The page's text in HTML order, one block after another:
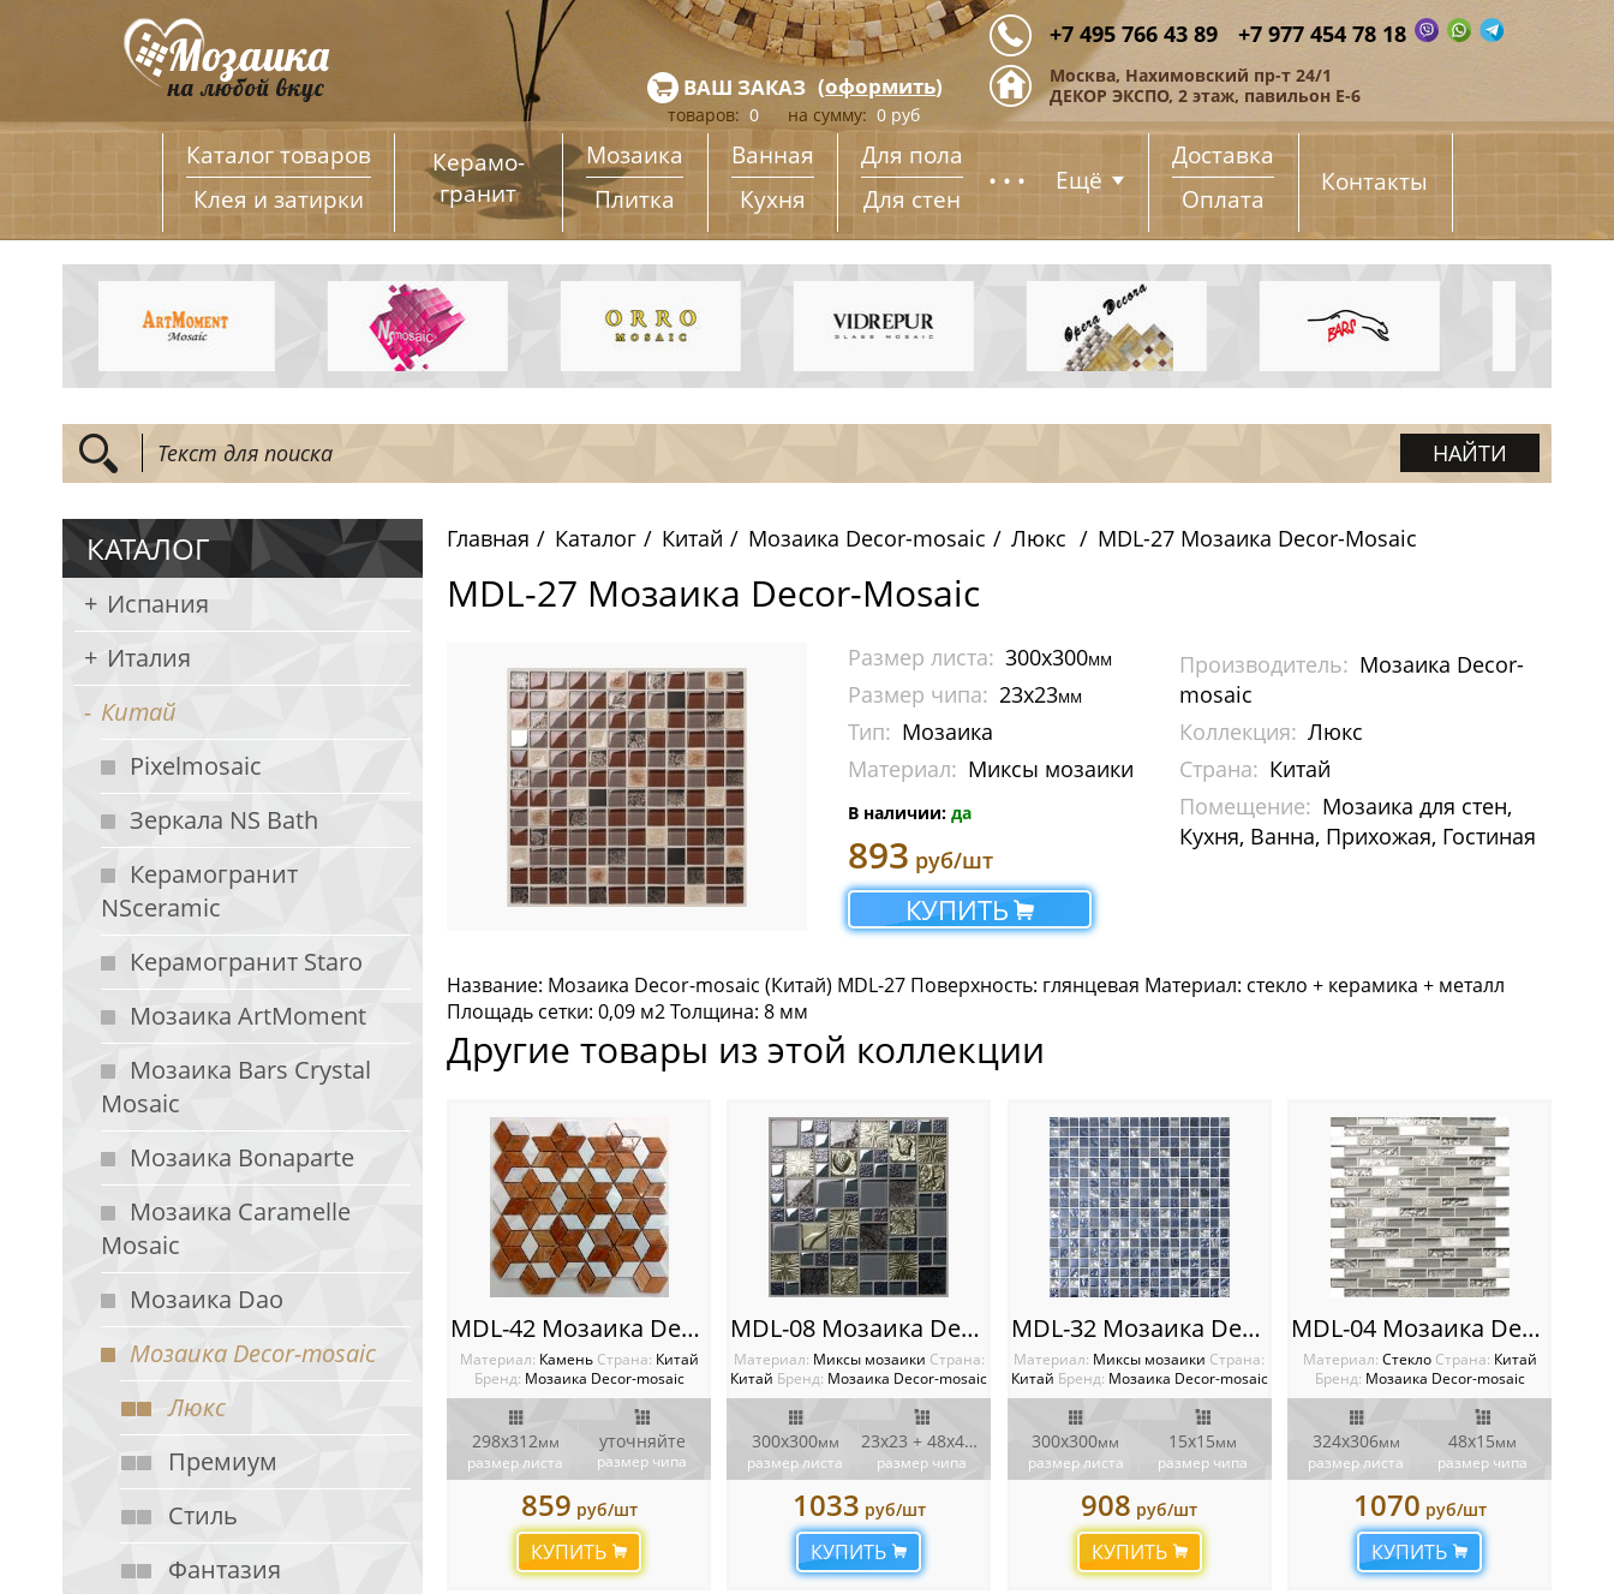
+7 495 766 43 89 +7 977 454 78 18
Москва, Нахимовский пр-т 24/1
ДЕКОР ЭКСПО, 2 этаж, павильон Е-6
ВАШ ЗАКАЗ (оформить)
товаров: 0 на сумму: 0 руб
Каталог товаров
Клея и затирки
Керамо­
гранит
Мозаика
Плитка
Ванная
Кухня
Для пола
Для стен
... Ещё
Доставка
Оплата
Контакты
КАТАЛОГ
Испания
Италия
Китай
Pixelmosaic
Зеркала NS Bath
Керамогранит
NSceramic
Керамогранит Staro
Мозаика ArtMoment
Мозаика Bars Crystal
Mosaic
Мозаика Bonaparte
Мозаика Caramelle
Mosaic
Мозаика Dao
Мозаика Decor-mosaic
Люкс
Премиум
Стиль
Фантазия
Главная Каталог Китай Мозаика Decor-mosaic Люкс MDL-27 Мозаика Decor-Mosaic
MDL-27 Мозаика Decor-Mosaic
Производитель: Мозаика Decor-
mosaic
Коллекция: Люкс
Страна: Китай
Помещение: Мозаика для стен,
Кухня, Ванна, Прихожая, Гостиная
Размер листа: 300х300мм
Размер чипа: 23х23мм
Тип: Мозаика
Материал: Миксы мозаики
В наличии: да
893 руб/шт
КУПИТЬ
Название: Мозаика Decor-mosaic (Китай) MDL-27 Поверхность: глянцевая Материал: стекло + керамика + металл
Площадь сетки: 0,09 м2 Толщина: 8 мм
Другие товары из этой коллекции
MDL-42 Мозаика Decor-Mosaic
Материал: Камень Cтрана: Китай
Бренд: Мозаика Decor-mosaic
298х312мм
размер листа
уточняйте
размер чипа
859 руб/шт
КУПИТЬ
MDL-08 Мозаика Decor-Mosaic
Материал: Миксы мозаики Cтрана:
Китай Бренд: Мозаика Decor-mosaic
300х300мм
размер листа
23х23 + 48х48мм
размер чипа
1033 руб/шт
КУПИТЬ
MDL-32 Мозаика Decor-Mosaic
Материал: Миксы мозаики Cтрана:
Китай Бренд: Мозаика Decor-mosaic
300х300мм
размер листа
15х15мм
размер чипа
908 руб/шт
КУПИТЬ
MDL-04 Мозаика Decor-Mosaic
Материал: Стекло Cтрана: Китай
Бренд: Мозаика Decor-mosaic
324х306мм
размер листа
48х15мм
размер чипа
1070 руб/шт
КУПИТЬ